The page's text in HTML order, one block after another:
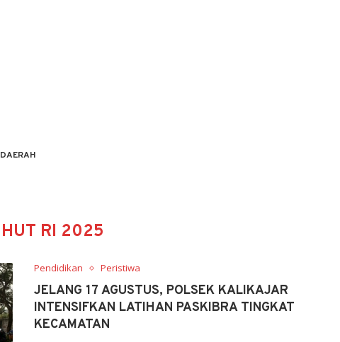
DAERAH
HUT RI 2025
Pendidikan Peristiwa
JELANG 17 AGUSTUS, POLSEK KALIKAJAR
INTENSIFKAN LATIHAN PASKIBRA TINGKAT
KECAMATAN